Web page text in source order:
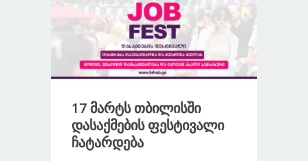
17 Მარტს Თბილისში
Დასაქმების Ფესტივალი
Ჩატარდება